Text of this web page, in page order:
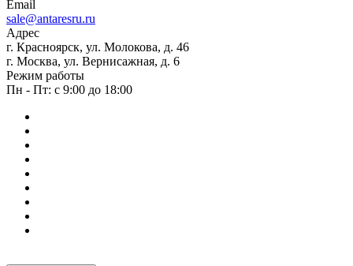
Email
sale@antaresru.ru
Адрес
г. Красноярск, ул. Молокова, д. 46
г. Москва, ул. Вернисажная, д. 6
Режим работы
Пн - Пт: с 9:00 до 18:00